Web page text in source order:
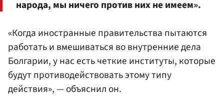
народа, мы ничего против них не имеем».
«Когда иностранные правительства пытаются
работать и вмешиваться во внутренние дела
Болгарии, у нас есть четкие институты, которые
будут противодействовать этому типу
действия», — объяснил он.